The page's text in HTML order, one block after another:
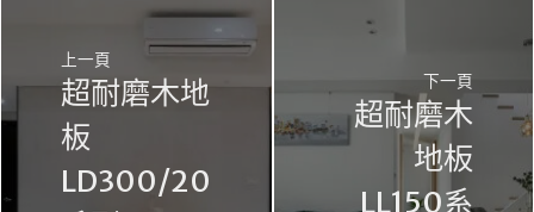
上一頁
超耐磨木地
板
LD300/20
下一頁
超耐磨木
地板
LL150系